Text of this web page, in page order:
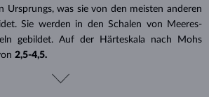
Ursprungs, was sie von den meisten anderen
Sie werden in den Schalen von Meeres-
gebildet. Auf der Härteskala nach Mohs
2,5-4,5.